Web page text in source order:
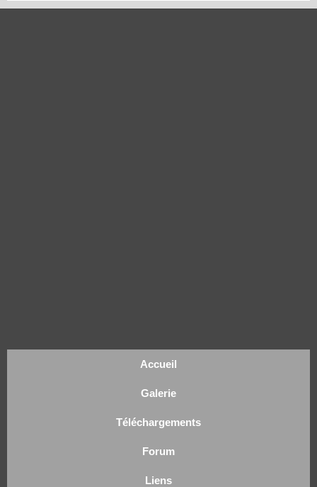
Accueil
Galerie
Téléchargements
Forum
Liens